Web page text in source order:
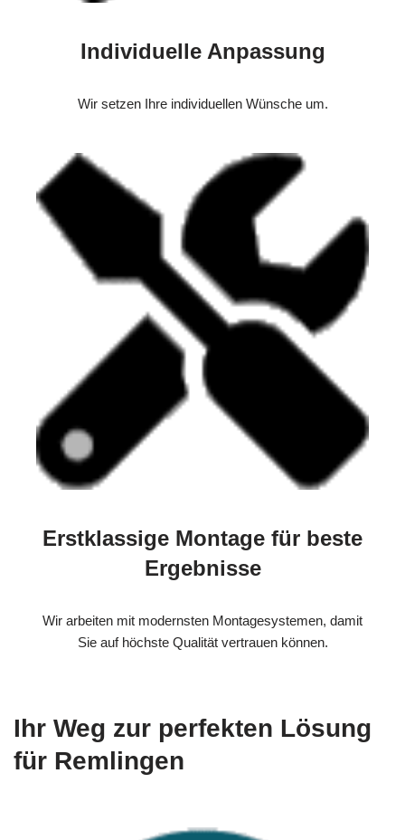
Individuelle Anpassung
Wir setzen Ihre individuellen Wünsche um.
Erstklassige Montage für beste
Ergebnisse
Wir arbeiten mit modernsten Montagesystemen, damit
Sie auf höchste Qualität vertrauen können.
Ihr Weg zur perfekten Lösung
für Remlingen